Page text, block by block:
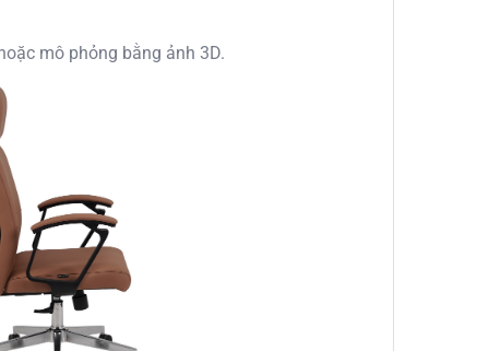
mô phỏng bằng ảnh 3D.